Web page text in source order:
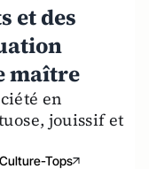
et des
maître
en
jouissif et
Tops